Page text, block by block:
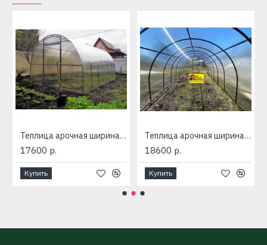
Теплица арочная ширина 2м
17600 р.
Купить
Теплица арочная ширина 2.5м и 3м
18600 р.
Купить